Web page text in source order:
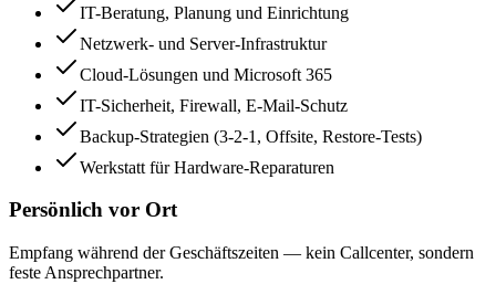
IT-Beratung, Planung und Einrichtung
Netzwerk- und Server-Infrastruktur
Cloud-Lösungen und Microsoft 365
IT-Sicherheit, Firewall, E-Mail-Schutz
Backup-Strategien (3-2-1, Offsite, Restore-Tests)
Werkstatt für Hardware-Reparaturen
Persönlich vor Ort
Empfang während der Geschäftszeiten — kein Callcenter, sondern
feste Ansprechpartner.